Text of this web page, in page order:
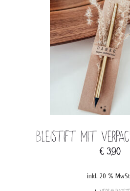
Bleistift mit
€3,90
inkl. 20 %